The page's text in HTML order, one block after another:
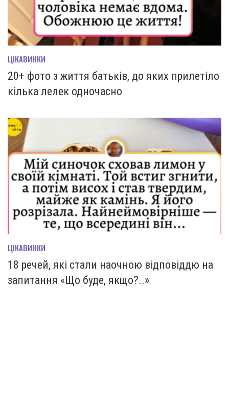
ЦІКАВИНКИ
20+ фото з життя батьків, до яких прилетіло
кілька лелек одночасно
ЦІКАВИНКИ
18 речей, які стали наочною відповіддю на
запитання «Що буде, якщо?..»